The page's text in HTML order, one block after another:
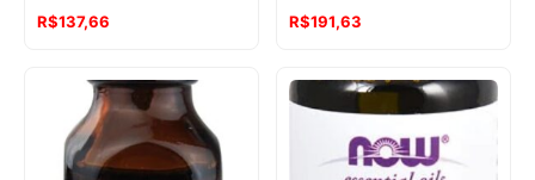
O
original
R$152,09.
R$137,66
atual
é:
R$137,66.
O
original
era:
R$198,29.
R$191,63
atual
é:
R$191,63.